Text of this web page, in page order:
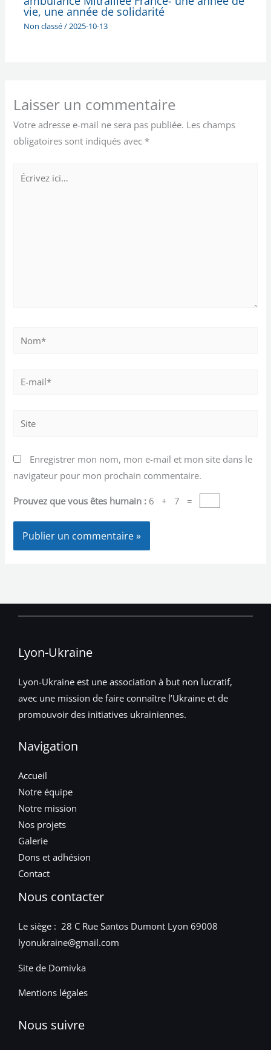
vie, une année de solidarité
Non classé/2025-10-13
Laisser un commentaire
Votre adresse e-mail ne sera pas publiée. Les champs
obligatoires sont indiqués avec *
Écrivez
Nom*
Enregistrer mon nom, mon e-mail et mon site dans le
navigateur pour mon prochain commentaire.
Prouvez que vous êtes humain : 6 + 7 =
Lyon-Ukraine
Lyon-Ukraine est une association à but non lucratif,
avec une mission de faire connaître l’Ukraine et de
promouvoir des initiatives ukrainiennes.
Navigation
Accueil
Notre équipe
Notre mission
Nos projets
Galerie
Dons et adhésion
Contact
Nous contacter
Le siège : 28 C Rue Santos Dumont Lyon 69008
lyonukraine@gmail.com
Site de Domivka
Mentions légales
Nous suivre